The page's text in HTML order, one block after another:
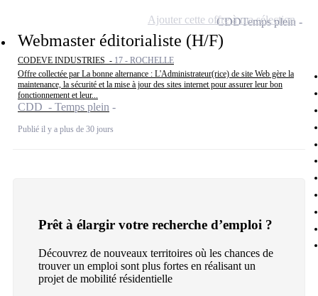
Webmaster éditorialiste (H/F)
CODEVE INDUSTRIES - 17 - ROCHELLE
Offre collectée par La bonne alternance : L'Administrateur(rice) de site Web gère la
maintenance, la sécurité et la mise à jour des sites internet pour assurer leur bon
fonctionnement et leur...
CDD - Temps plein
Publié il y a plus de 30 jours
CDDTemps plein
Ajouter cette offre à ma sélection
Prêt à élargir votre recherche d’emploi ?
Découvrez de nouveaux territoires où les chances de
trouver un emploi sont plus fortes en réalisant un
projet de mobilité résidentielle